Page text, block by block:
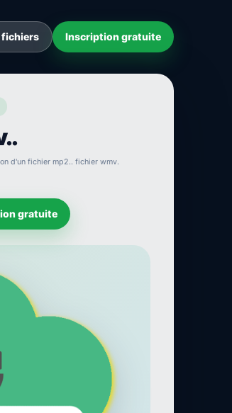
fichiers Inscription gratuite
d'un fichier mp2.. fichier wmv.
gratuite